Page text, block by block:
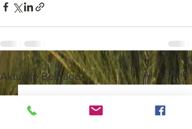
Aktuelle Beiträge Alle ansehen